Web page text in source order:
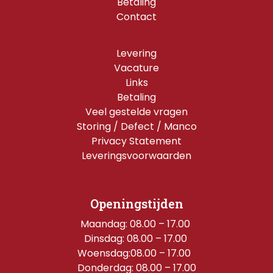
Contact
Levering
Vacature
Links
Betaling
Veel gestelde vragen
Storing / Defect / Manco
Privacy Statement
Leveringsvoorwaarden
Openingstijden
Maandag: 08.00 – 17.00
Dinsdag: 08.00 – 17.00
Woensdag:08.00 – 17.00
Donderdag: 08.00 – 17.00